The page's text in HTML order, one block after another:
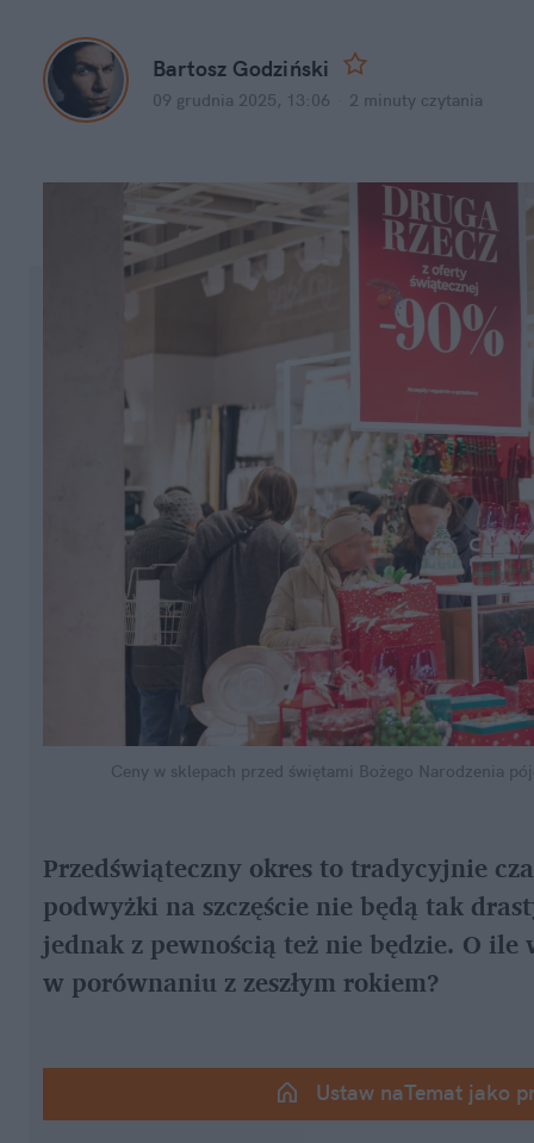
Bartosz Godziński
09 grudnia 2025, 13:06 2 minuty czytania
Ceny w sklepach przed świętami Bożego Narodzenia
Przedświąteczny okres to tradycyjnie
podwyżki na szczęście nie będą tak
jednak z pewnością też nie będzie. O
w porównaniu z zeszłym rokiem?
Ustaw naTemat jako